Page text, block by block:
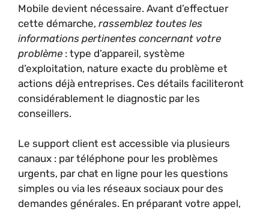
Mobile devient nécessaire. Avant d’effectuer
cette démarche, rassemblez toutes les
informations pertinentes concernant votre
problème : type d’appareil, système
d’exploitation, nature exacte du problème et
actions déjà entreprises. Ces détails faciliteront
considérablement le diagnostic par les
conseillers.
Le support client est accessible via plusieurs
canaux : par téléphone pour les problèmes
urgents, par chat en ligne pour les questions
simples ou via les réseaux sociaux pour des
demandes générales. En préparant votre appel,